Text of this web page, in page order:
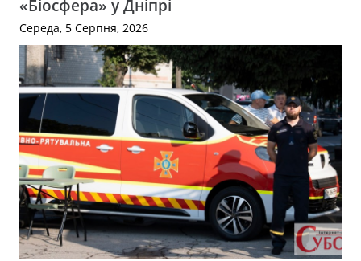
«Біосфера» у Дніпрі
Середа, 5 Серпня, 2026